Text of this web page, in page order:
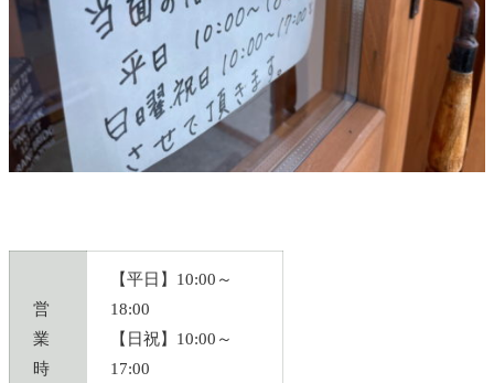
営
業
時
【平日】10:00～
18:00
【日祝】10:00～
17:00